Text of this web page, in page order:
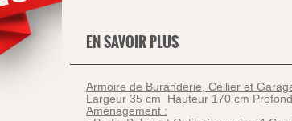
EN SAVOIR PLUS
Armoire de Buranderie, Cellier et
Largeur 35 cm Hauteur 170 cm
Aménagement :